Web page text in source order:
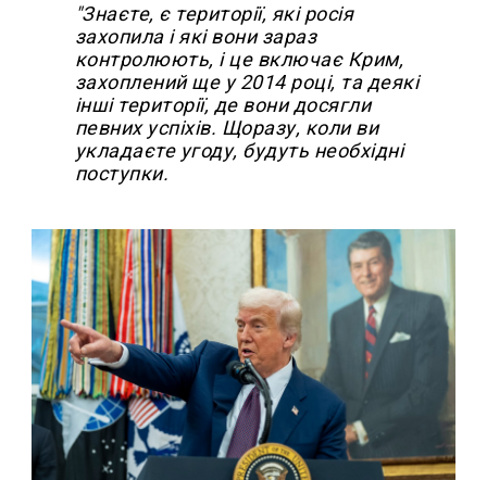
"Знаєте, є території, які росія
захопила і які вони зараз
контролюють, і це включає Крим,
захоплений ще у 2014 році, та деякі
інші території, де вони досягли
певних успіхів. Щоразу, коли ви
укладаєте угоду, будуть необхідні
поступки.